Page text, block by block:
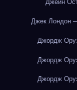
Джейн
Джек Лондон
Джордж
Джордж
Джордж